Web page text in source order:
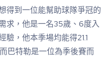
得到一位能幫助球隊爭冠的
求，他是一名35歲、6度入
，他本季場均能得21.1
巴特勒是一位為季後賽而